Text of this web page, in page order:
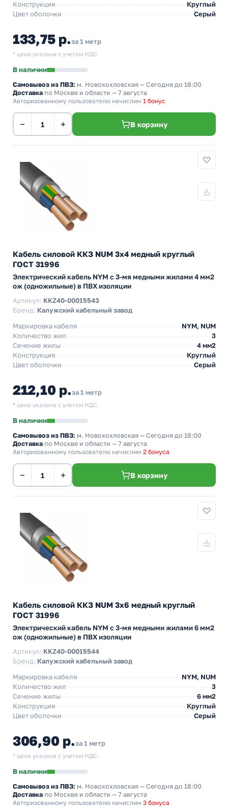
Конструкция
Круглый
Цвет оболочки
Серый
133,75 р.за 1 метр
* цена указана с учетом НДС.
В наличии
Самовывоз из ПВЗ: м. Новохохловская — Сегодня до 18:00
Доставка по Москве и области — 7 августа
Авторизованному пользователю начислим 1 бонус
− + В корзину
Кабель силовой ККЗ NUM 3х4 медный круглый
ГОСТ 31996
Электрический кабель NYM с 3-мя медными жилами 4 мм2
ож (одножильные) в ПВХ изоляции
Артикул: KKZ40-00015543
Бренд: Калужский кабельный завод
Маркировка кабеля
NYM, NUM
Количество жил
3
Сечение жилы
4 мм2
Конструкция
Круглый
Цвет оболочки
Серый
212,10 р.за 1 метр
* цена указана с учетом НДС.
В наличии
Самовывоз из ПВЗ: м. Новохохловская — Сегодня до 18:00
Доставка по Москве и области — 7 августа
Авторизованному пользователю начислим 2 бонуса
− + В корзину
Кабель силовой ККЗ NUM 3х6 медный круглый
ГОСТ 31996
Электрический кабель NYM с 3-мя медными жилами 6 мм2
ож (одножильные) в ПВХ изоляции
Артикул: KKZ40-00015544
Бренд: Калужский кабельный завод
Маркировка кабеля
NYM, NUM
Количество жил
3
Сечение жилы
6 мм2
Конструкция
Круглый
Цвет оболочки
Серый
306,90 р.за 1 метр
* цена указана с учетом НДС.
В наличии
Самовывоз из ПВЗ: м. Новохохловская — Сегодня до 18:00
Доставка по Москве и области — 7 августа
Авторизованному пользователю начислим 3 бонуса